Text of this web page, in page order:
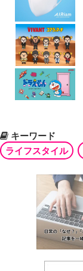
キーワード
ライフスタイル